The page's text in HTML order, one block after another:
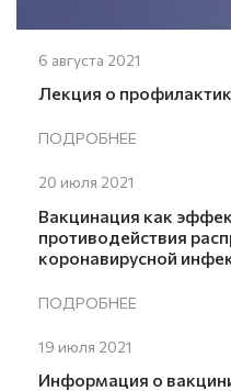
6 августа 2021
Лекция о
ПОДРОБНЕЕ
20 июля 2021
Вакцинация как
противодействия
коронавирусной
ПОДРОБНЕЕ
19 июля 2021
Информация о